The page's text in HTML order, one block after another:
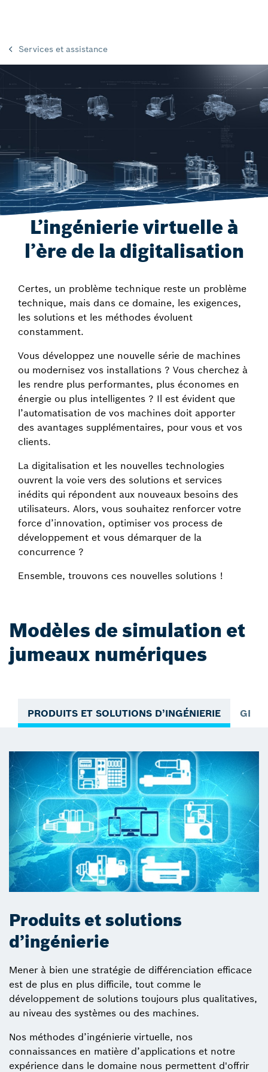
Services et assistance
L’ingénierie virtuelle à
l’ère de la digitalisation
Certes, un problème technique reste un problème
technique, mais dans ce domaine, les exigences,
les solutions et les méthodes évoluent
constamment.
Vous développez une nouvelle série de machines
ou modernisez vos installations ? Vous cherchez à
les rendre plus performantes, plus économes en
énergie ou plus intelligentes ? Il est évident que
l’automatisation de vos machines doit apporter
des avantages supplémentaires, pour vous et vos
clients.
La digitalisation et les nouvelles technologies
ouvrent la voie vers des solutions et services
inédits qui répondent aux nouveaux besoins des
utilisateurs. Alors, vous souhaitez renforcer votre
force d’innovation, optimiser vos process de
développement et vous démarquer de la
concurrence ?
Ensemble, trouvons ces nouvelles solutions !
Modèles de simulation et
jumeaux numériques
PRODUITS ET SOLUTIONS D’INGÉNIERIE
Produits et solutions
d’ingénierie
Mener à bien une stratégie de différenciation efficace
est de plus en plus difficile, tout comme le
développement de solutions toujours plus qualitatives,
au niveau des systèmes ou des machines.
Nos méthodes d’ingénierie virtuelle, nos
connaissances en matière d’applications et notre
expérience dans le domaine nous permettent d'offrir